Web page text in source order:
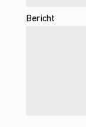
Bericht